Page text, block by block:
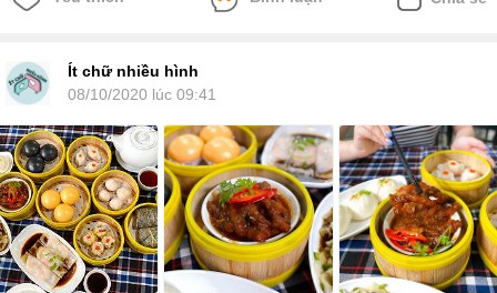
Ít chữ nhiều hình
08/10/2020 lúc 09:41